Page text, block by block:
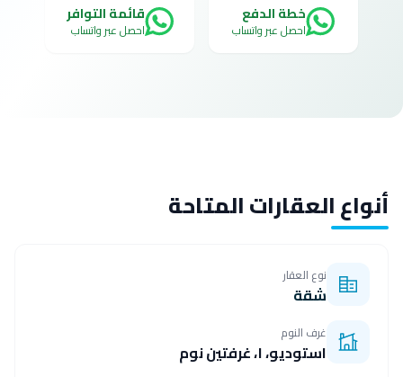
خطة الدفع
احصل عبر واتساب
قائمة التوافر
احصل عبر واتساب
أنواع العقارات المتاحة
نوع العقار
شقة
غرف النوم
استوديو، ١، غرفتين نوم